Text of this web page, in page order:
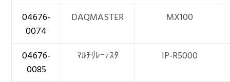
04676-
0074
DAQMASTER MX100
04676-
0085
ﾏﾙﾁﾘﾚｰﾃｽﾀ IP-R5000